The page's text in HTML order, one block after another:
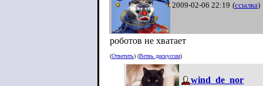
2009-02-06 22:19 (ссылка)
роботов не хватает
(Ответить) (Ветвь дискуссии)
wind_de_nor